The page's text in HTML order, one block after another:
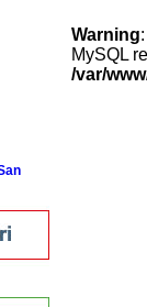
Warning
MySQL
/var/